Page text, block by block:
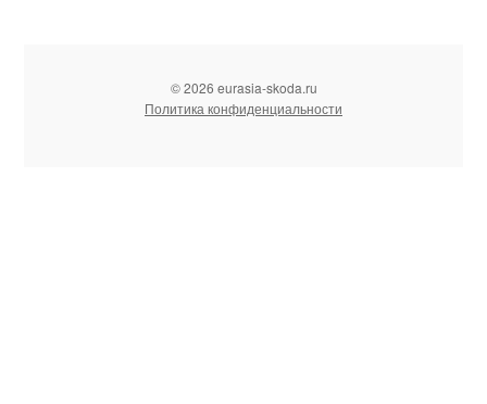
© 2026 eurasia-skoda.ru
Политика конфиденциальности